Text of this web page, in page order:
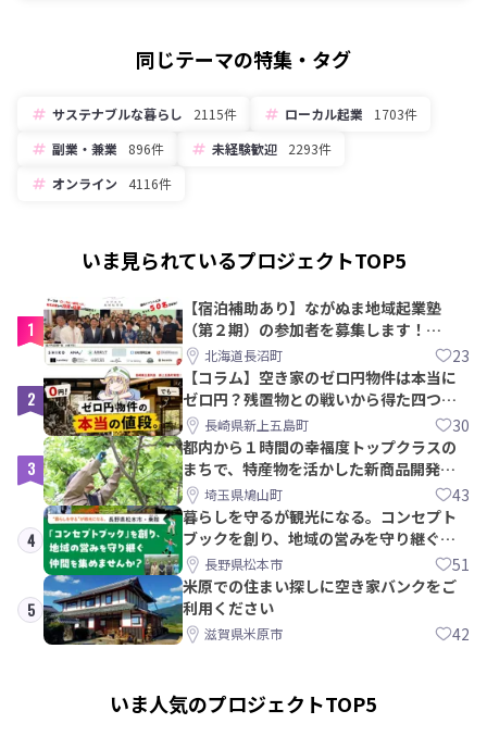
同じテーマの特集・タグ
サステナブルな暮らし 2115件 ローカル起業
1703件
副業・兼業
896件 未経験歓迎
2293件
オンライン
4116件
いま見られているプロジェクトTOP5
1
【宿泊補助あり】ながぬま地域起業塾
（第２期）の参加者を募集します！
【8/21〆】
北海道長沼町 23
2
【コラム】空き家のゼロ円物件は本当に
ゼロ円？残置物との戦いから得た四つの
教訓｜新上五島町
長崎県新上五島町 30
3
都内から１時間の幸福度トップクラスの
まちで、特産物を活かした新商品開発＆
PRメンバー募集！
埼玉県鳩山町 43
4
暮らしを守るが観光になる。コンセプト
ブックを創り、地域の営みを守り継ぐ仲
間を集めませんか？
長野県松本市 51
5
米原での住まい探しに空き家バンクをご
利用ください
滋賀県米原市 42
いま人気のプロジェクトTOP5